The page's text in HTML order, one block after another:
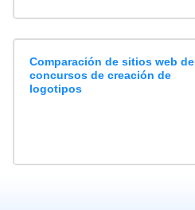
Comparación de sitios web de
concursos de creación de
logotipos